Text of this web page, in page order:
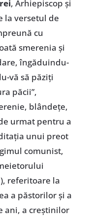
, Arhiepiscop și
la versetul de
cu
smerenia și
îngăduindu-
vă să păziți
păcii”,
blândețe,
urmat pentru a
unui preot
comunist,
referitoare la
a păstorilor și a
ani, a creștinilor